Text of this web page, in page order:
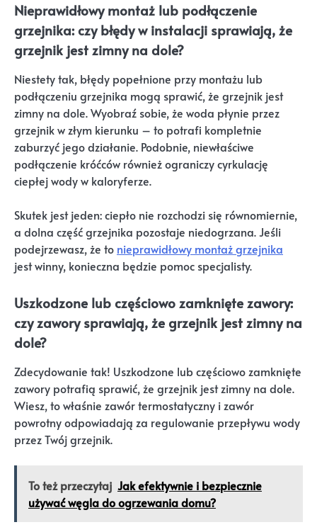
Nieprawidłowy montaż lub podłączenie
grzejnika: czy błędy w instalacji sprawiają, że
grzejnik jest zimny na dole?
Niestety tak, błędy popełnione przy montażu lub
podłączeniu grzejnika mogą sprawić, że grzejnik jest
zimny na dole. Wyobraź sobie, że woda płynie przez
grzejnik w złym kierunku – to potrafi kompletnie
zaburzyć jego działanie. Podobnie, niewłaściwe
podłączenie króćców również ograniczy cyrkulację
ciepłej wody w kaloryferze.
Skutek jest jeden: ciepło nie rozchodzi się równomiernie,
a dolna część grzejnika pozostaje niedogrzana. Jeśli
podejrzewasz, że to nieprawidłowy montaż grzejnika
jest winny, konieczna będzie pomoc specjalisty.
Uszkodzone lub częściowo zamknięte zawory:
czy zawory sprawiają, że grzejnik jest zimny na
dole?
Zdecydowanie tak! Uszkodzone lub częściowo zamknięte
zawory potrafią sprawić, że grzejnik jest zimny na dole.
Wiesz, to właśnie zawór termostatyczny i zawór
powrotny odpowiadają za regulowanie przepływu wody
przez Twój grzejnik.
To też przeczytaj Jak efektywnie i bezpiecznie
używać węgla do ogrzewania domu?